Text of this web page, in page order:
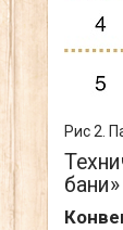
Рис 2.
бани»